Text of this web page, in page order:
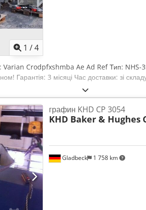
1 /4
Varian Crodpfxshmba Ae Ad Ref Тип: NHS-
Гарантія: 3 місяці Час доставки: зі
Gladbeck 1 758 km
графин KHD CP 3054
KHD Baker & Hughes